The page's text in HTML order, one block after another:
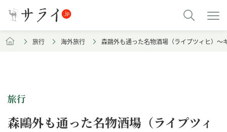
旅行 海外旅行 森鷗外も通った名物酒場（ライプツィヒ）
旅行
森鷗外も通った名物酒場（ライプツィ